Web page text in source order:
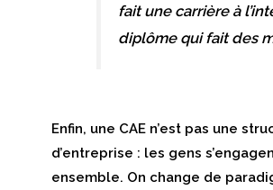
fait une carrière à
diplôme qui fait des
Enfin, une CAE n’est pas une
d’entreprise : les gens
ensemble. On change de